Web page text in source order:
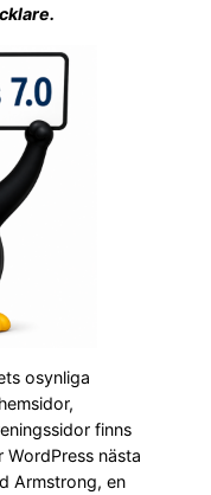
osynliga
finns
nästa
Armstrong, en